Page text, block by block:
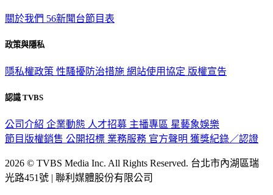
關於我們 56新聞台節目表
政策與隱私
隱私權政策 性騷擾防治措施 網站使用協定 版權宣告
認識 TVBS
公司介紹 企業動態 人才招募 主播專區 星藝象娛樂
節目版權銷售 公開招標 業務服務 官方聲明 獲獎紀錄／認證
2026 © TVBS Media Inc. All Rights Reserved. 台北市內湖區瑞
光路451號 | 聯利媒體股份有限公司